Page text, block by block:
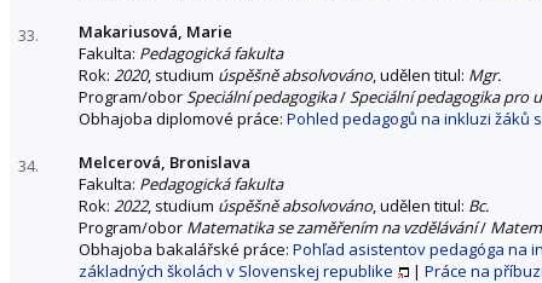
33.
Makariusová, Marie
Fakulta: Pedagogická fakulta
Rok: 2020, studium úspěšně absolvováno, udělen titul: Mgr.
Program/oborSpeciální pedagogika/Speciální pedagogika pro
Obhajoba diplomové práce: Pohled pedagogů na inkluzi žáků
34.
Melcerová, Bronislava
Fakulta: Pedagogická fakulta
Rok: 2022, studium úspěšně absolvováno, udělen titul: Bc.
Program/obor Matematika se zaměřením na vzdělávání/
Obhajoba bakalářské práce: Pohľad asistentov pedagóga na
základných školách v Slovenskej republike
| Práce na